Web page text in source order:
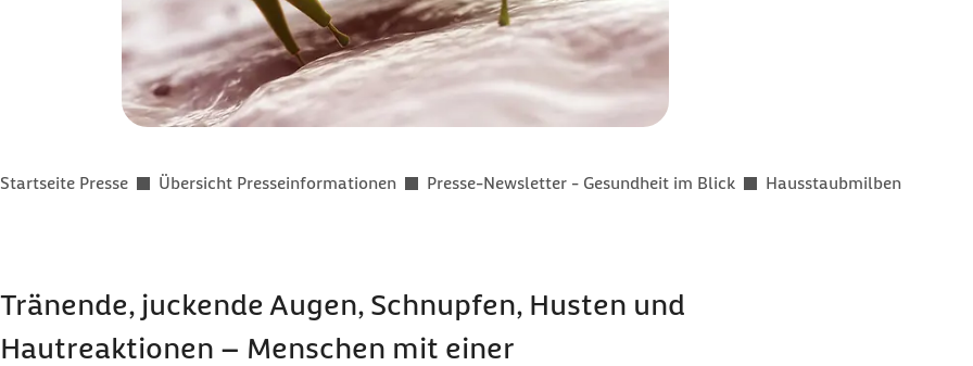
Sie befinden sich hier:
Startseite Presse Übersicht Presseinformationen Presse-Newsletter - Gesundheit im Blick Hausstaubmilben
Tränende, juckende Augen, Schnupfen, Husten und
Hautreaktionen – Menschen mit einer